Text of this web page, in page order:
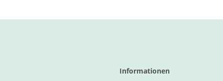
Informationen